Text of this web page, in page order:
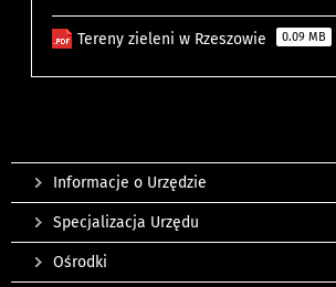
Tereny zieleni w Rzeszowie 0.09 MB
Informacje o Urzędzie
Specjalizacja Urzędu
Ośrodki